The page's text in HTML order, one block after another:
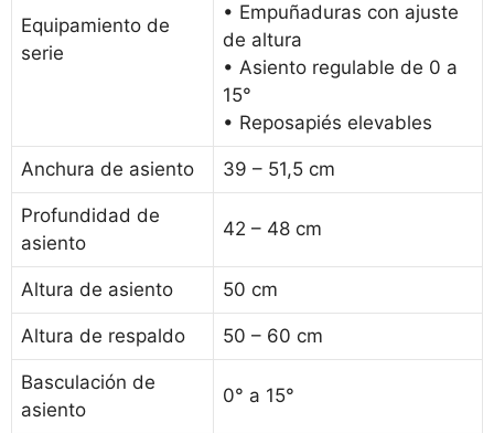
Equipamiento de
serie
• Empuñaduras con ajuste
de altura
• Asiento regulable de 0 a
15°
• Reposapiés elevables
Anchura de asiento 39 – 51,5 cm
Profundidad de
asiento
42 – 48 cm
Altura de asiento 50 cm
Altura de respaldo 50 – 60 cm
Basculación de
asiento
0° a 15°